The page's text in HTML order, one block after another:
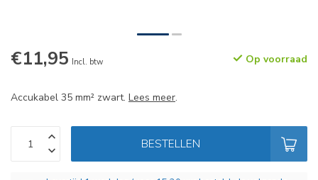
€11,95 Incl. btw Op voorraad
Accukabel 35 mm² zwart. Lees meer.
BESTELLEN